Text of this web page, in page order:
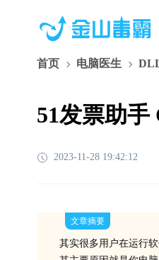
首页 电脑医生
51发票助手
2023-11-28 19:42:12
文章摘要
其实很多用户在运行